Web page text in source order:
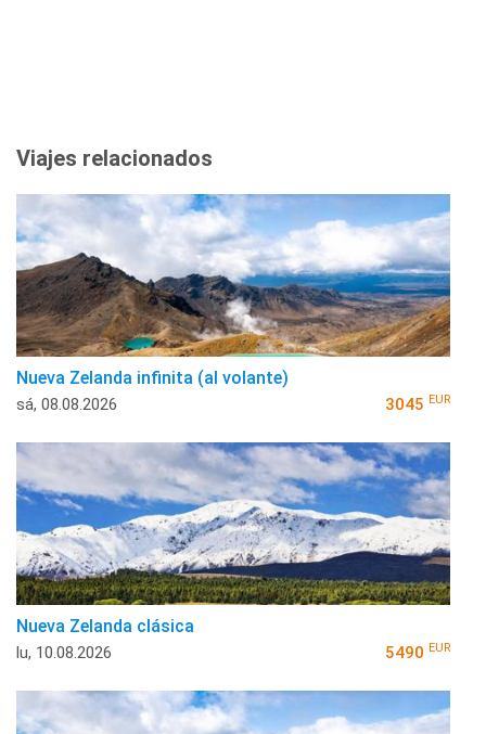
Viajes relacionados
Nueva Zelanda infinita (al volante)
sá, 08.08.2026 3045 EUR
Nueva Zelanda clásica
lu, 10.08.2026 5490 EUR